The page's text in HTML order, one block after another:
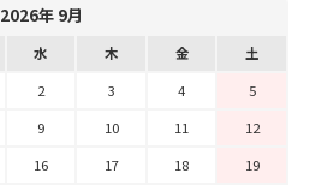
2026年 9月
水 木 金
土
2 3 4
5
9 10 11
12
16 17 18
19